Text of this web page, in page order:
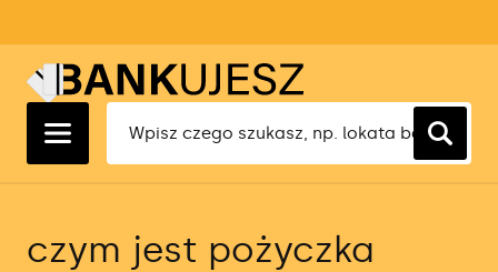
czym jest pożyczka
Ranking Lokat 1 Miesięcznych
Ranking Lokat 3 Miesięcznych
Ranking Lokat 12 Miesięcznych
Ranking Kredytów Hipotecznych
Ranking Kredytów Gotówkowych
Ranking Kart Kredytowych
Ranking Kont Osobistych
Ranking Kont Oszczędnościowych
Ranking Kont Maklerskich
Ranking Kont Firmowych
Ranking Oszczędnościowych Kont
Firmowych
Ranking Faktoringu Cichego
Ranking Ubezpieczeń OC
Ranking Ubezpieczeń AC
Ranking Ubezpieczeń Na Życie